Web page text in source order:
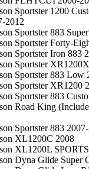
Sportster 1200
2012
Sportster 883
Sportster Forty-
Sportster Iron 883
Sportster
Sportster 883 Low
Sportster XR1200
Sportster 883
Road King
Sportster 883
XL1200C 2008
XL1200L
Dyna Glide Super